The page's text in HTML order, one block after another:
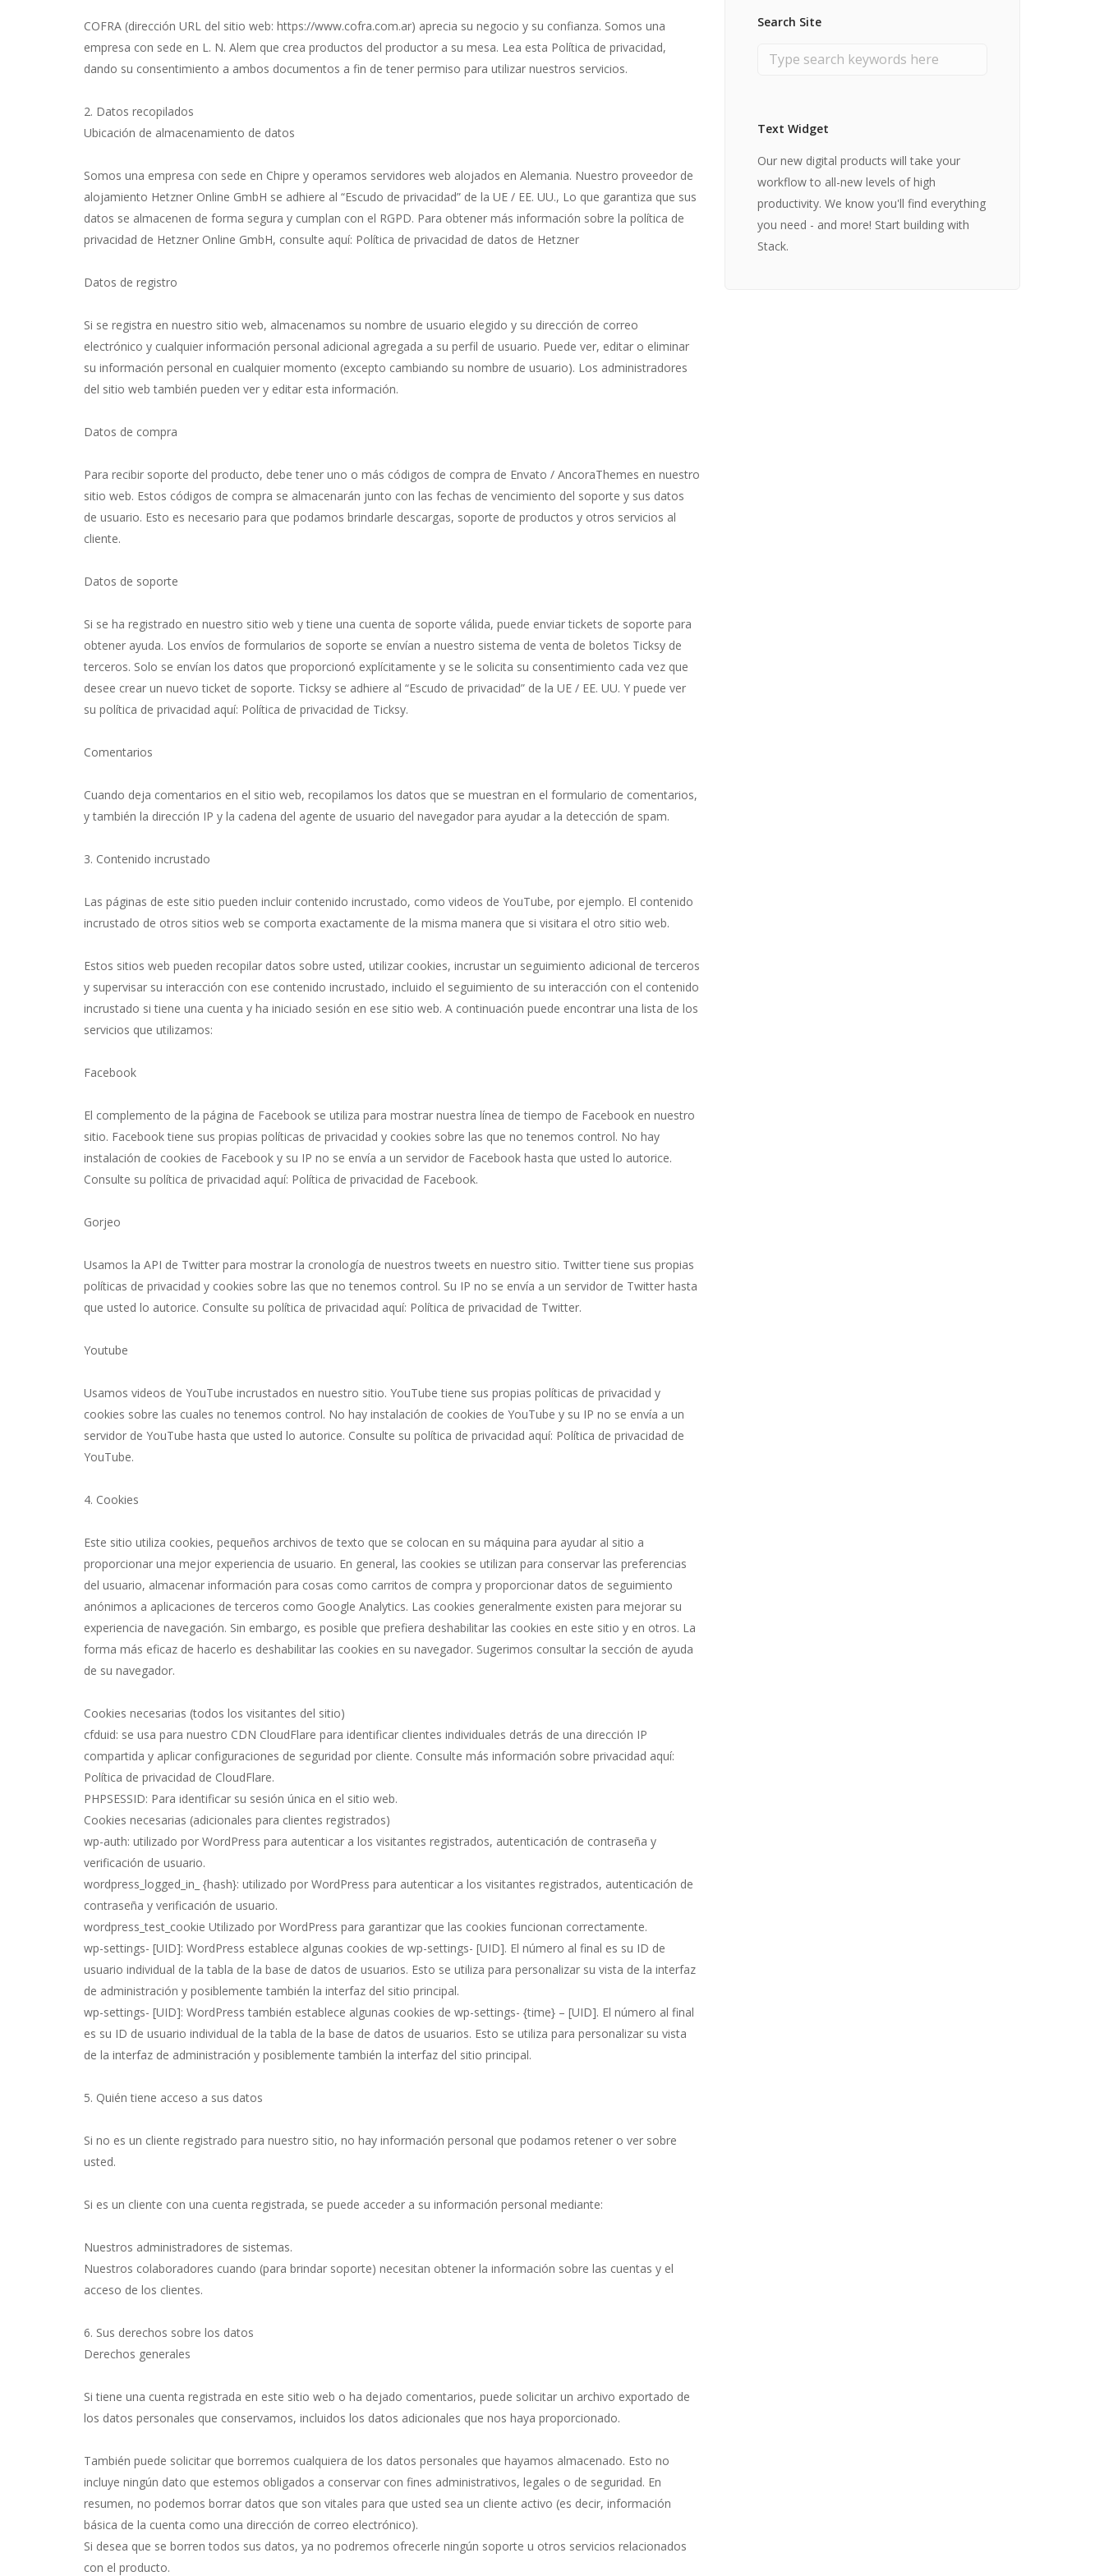
COFRA (dirección URL del sitio web: https://www.cofra.com.ar) aprecia su negocio y su confianza. Somos una
empresa con sede en L. N. Alem que crea productos del productor a su mesa. Lea esta Política de privacidad,
dando su consentimiento a ambos documentos a fin de tener permiso para utilizar nuestros servicios.
2. Datos recopilados
Ubicación de almacenamiento de datos
Somos una empresa con sede en Chipre y operamos servidores web alojados en Alemania. Nuestro proveedor de
alojamiento Hetzner Online GmbH se adhiere al “Escudo de privacidad” de la UE / EE. UU., Lo que garantiza que sus
datos se almacenen de forma segura y cumplan con el RGPD. Para obtener más información sobre la política de
privacidad de Hetzner Online GmbH, consulte aquí: Política de privacidad de datos de Hetzner
Datos de registro
Si se registra en nuestro sitio web, almacenamos su nombre de usuario elegido y su dirección de correo
electrónico y cualquier información personal adicional agregada a su perfil de usuario. Puede ver, editar o eliminar
su información personal en cualquier momento (excepto cambiando su nombre de usuario). Los administradores
del sitio web también pueden ver y editar esta información.
Datos de compra
Para recibir soporte del producto, debe tener uno o más códigos de compra de Envato / AncoraThemes en nuestro
sitio web. Estos códigos de compra se almacenarán junto con las fechas de vencimiento del soporte y sus datos
de usuario. Esto es necesario para que podamos brindarle descargas, soporte de productos y otros servicios al
cliente.
Datos de soporte
Si se ha registrado en nuestro sitio web y tiene una cuenta de soporte válida, puede enviar tickets de soporte para
obtener ayuda. Los envíos de formularios de soporte se envían a nuestro sistema de venta de boletos Ticksy de
terceros. Solo se envían los datos que proporcionó explícitamente y se le solicita su consentimiento cada vez que
desee crear un nuevo ticket de soporte. Ticksy se adhiere al “Escudo de privacidad” de la UE / EE. UU. Y puede ver
su política de privacidad aquí: Política de privacidad de Ticksy.
Comentarios
Cuando deja comentarios en el sitio web, recopilamos los datos que se muestran en el formulario de comentarios,
y también la dirección IP y la cadena del agente de usuario del navegador para ayudar a la detección de spam.
3. Contenido incrustado
Las páginas de este sitio pueden incluir contenido incrustado, como videos de YouTube, por ejemplo. El contenido
incrustado de otros sitios web se comporta exactamente de la misma manera que si visitara el otro sitio web.
Estos sitios web pueden recopilar datos sobre usted, utilizar cookies, incrustar un seguimiento adicional de terceros
y supervisar su interacción con ese contenido incrustado, incluido el seguimiento de su interacción con el contenido
incrustado si tiene una cuenta y ha iniciado sesión en ese sitio web. A continuación puede encontrar una lista de los
servicios que utilizamos:
Facebook
El complemento de la página de Facebook se utiliza para mostrar nuestra línea de tiempo de Facebook en nuestro
sitio. Facebook tiene sus propias políticas de privacidad y cookies sobre las que no tenemos control. No hay
instalación de cookies de Facebook y su IP no se envía a un servidor de Facebook hasta que usted lo autorice.
Consulte su política de privacidad aquí: Política de privacidad de Facebook.
Gorjeo
Usamos la API de Twitter para mostrar la cronología de nuestros tweets en nuestro sitio. Twitter tiene sus propias
políticas de privacidad y cookies sobre las que no tenemos control. Su IP no se envía a un servidor de Twitter hasta
que usted lo autorice. Consulte su política de privacidad aquí: Política de privacidad de Twitter.
Youtube
Usamos videos de YouTube incrustados en nuestro sitio. YouTube tiene sus propias políticas de privacidad y
cookies sobre las cuales no tenemos control. No hay instalación de cookies de YouTube y su IP no se envía a un
servidor de YouTube hasta que usted lo autorice. Consulte su política de privacidad aquí: Política de privacidad de
YouTube.
4. Cookies
Este sitio utiliza cookies, pequeños archivos de texto que se colocan en su máquina para ayudar al sitio a
proporcionar una mejor experiencia de usuario. En general, las cookies se utilizan para conservar las preferencias
del usuario, almacenar información para cosas como carritos de compra y proporcionar datos de seguimiento
anónimos a aplicaciones de terceros como Google Analytics. Las cookies generalmente existen para mejorar su
experiencia de navegación. Sin embargo, es posible que prefiera deshabilitar las cookies en este sitio y en otros. La
forma más eficaz de hacerlo es deshabilitar las cookies en su navegador. Sugerimos consultar la sección de ayuda
de su navegador.
Cookies necesarias (todos los visitantes del sitio)
cfduid: se usa para nuestro CDN CloudFlare para identificar clientes individuales detrás de una dirección IP
compartida y aplicar configuraciones de seguridad por cliente. Consulte más información sobre privacidad aquí:
Política de privacidad de CloudFlare.
PHPSESSID: Para identificar su sesión única en el sitio web.
Cookies necesarias (adicionales para clientes registrados)
wp-auth: utilizado por WordPress para autenticar a los visitantes registrados, autenticación de contraseña y
verificación de usuario.
wordpress_logged_in_ {hash}: utilizado por WordPress para autenticar a los visitantes registrados, autenticación de
contraseña y verificación de usuario.
wordpress_test_cookie Utilizado por WordPress para garantizar que las cookies funcionan correctamente.
wp-settings- [UID]: WordPress establece algunas cookies de wp-settings- [UID]. El número al final es su ID de
usuario individual de la tabla de la base de datos de usuarios. Esto se utiliza para personalizar su vista de la interfaz
de administración y posiblemente también la interfaz del sitio principal.
wp-settings- [UID]: WordPress también establece algunas cookies de wp-settings- {time} – [UID]. El número al final
es su ID de usuario individual de la tabla de la base de datos de usuarios. Esto se utiliza para personalizar su vista
de la interfaz de administración y posiblemente también la interfaz del sitio principal.
5. Quién tiene acceso a sus datos
Si no es un cliente registrado para nuestro sitio, no hay información personal que podamos retener o ver sobre
usted.
Si es un cliente con una cuenta registrada, se puede acceder a su información personal mediante:
Nuestros administradores de sistemas.
Nuestros colaboradores cuando (para brindar soporte) necesitan obtener la información sobre las cuentas y el
acceso de los clientes.
6. Sus derechos sobre los datos
Derechos generales
Si tiene una cuenta registrada en este sitio web o ha dejado comentarios, puede solicitar un archivo exportado de
los datos personales que conservamos, incluidos los datos adicionales que nos haya proporcionado.
También puede solicitar que borremos cualquiera de los datos personales que hayamos almacenado. Esto no
incluye ningún dato que estemos obligados a conservar con fines administrativos, legales o de seguridad. En
resumen, no podemos borrar datos que son vitales para que usted sea un cliente activo (es decir, información
básica de la cuenta como una dirección de correo electrónico).
Si desea que se borren todos sus datos, ya no podremos ofrecerle ningún soporte u otros servicios relacionados
con el producto.
Search Site
Text Widget
Our new digital products will take your
workflow to all-new levels of high
productivity. We know you'll find everything
you need - and more! Start building with
Stack.